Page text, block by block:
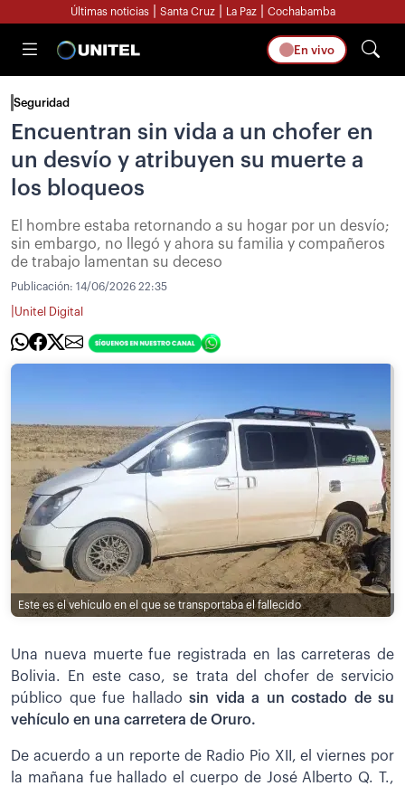
Últimas noticias Santa Cruz La Paz Cochabamba
En vivo
Seguridad
Encuentran sin vida a un chofer en
un desvío y atribuyen su muerte a
los bloqueos
El hombre estaba retornando a su hogar por un desvío;
sin embargo, no llegó y ahora su familia y compañeros
de trabajo lamentan su deceso
Publicación: 14/06/2026 22:35
Unitel Digital
Este es el vehículo en el que se transportaba el fallecido
Una nueva muerte fue registrada en las carreteras de
Bolivia. En este caso, se trata del chofer de servicio
público que fue hallado sin vida a un costado de su
vehículo en una carretera de Oruro.
De acuerdo a un reporte de Radio Pio XII, el viernes por
la mañana fue hallado el cuerpo de José Alberto Q. T.,